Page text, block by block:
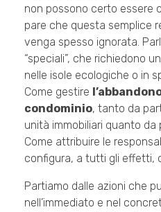
non possono certo essere
pare che questa semplice
venga spesso ignorata.
“speciali”, che richiedono
nelle isole ecologiche o in
Come gestire
condominio, tanto da
unità immobiliari quanto
Come attribuire le
configura, a tutti gli effetti,
Partiamo dalle azioni che
nell’immediato e nel